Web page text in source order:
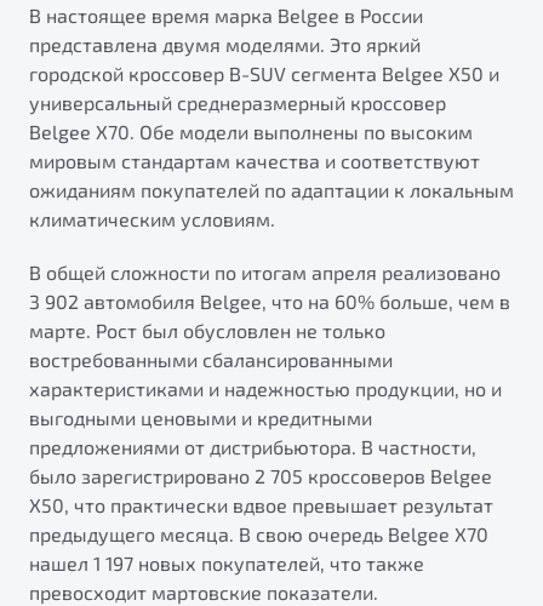
Обзор В наличии
X70
Универсальный кроссовер
от 2 499 990 ₽*
Подробно
Автомобили в наличии
Тест-драйв
Автокредит
Спецпредложения
Будьте еще более уверены на дорогах с программой
"Помощь на дорогах"
Преимущества программы
Запись на сервис
Калькулятор ТО
Клиентская поддержка
В настоящее время марка Belgee в России
представлена двумя моделями. Это яркий
городской кроссовер B-SUV сегмента Belgee X50 и
универсальный среднеразмерный кроссовер
Belgee X70. Обе модели выполнены по высоким
мировым стандартам качества и соответствуют
ожиданиям покупателей по адаптации к локальным
климатическим условиям.
В общей сложности по итогам апреля реализовано
3 902 автомобиля Belgee, что на 60% больше, чем в
марте. Рост был обусловлен не только
востребованными сбалансированными
характеристиками и надежностью продукции, но и
выгодными ценовыми и кредитными
предложениями от дистрибьютора. В частности,
было зарегистрировано 2 705 кроссоверов Belgee
X50, что практически вдвое превышает результат
предыдущего месяца. В свою очередь Belgee X70
нашел 1 197 новых покупателей, что также
превосходит мартовские показатели.